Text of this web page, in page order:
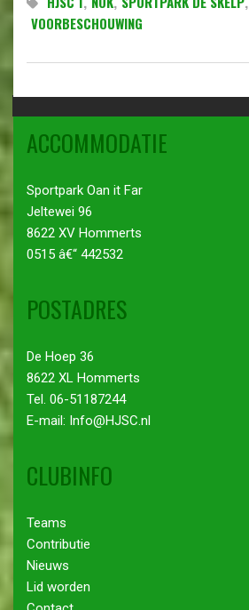
VOORBESCHOUWING
ACCOMMODATIE
Sportpark Oan it Far
Jeltewei 96
8622 XV Hommerts
0515 â€“ 442532
POSTADRES
De Hoep 36
8622 XL Hommerts
Tel. 06-51187244
E-mail: Info@HJSC.nl
CLUBINFO
Teams
Contributie
Nieuws
Lid worden